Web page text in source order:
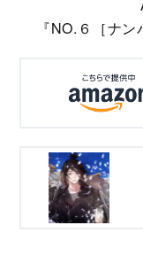
『NO.６［ナ